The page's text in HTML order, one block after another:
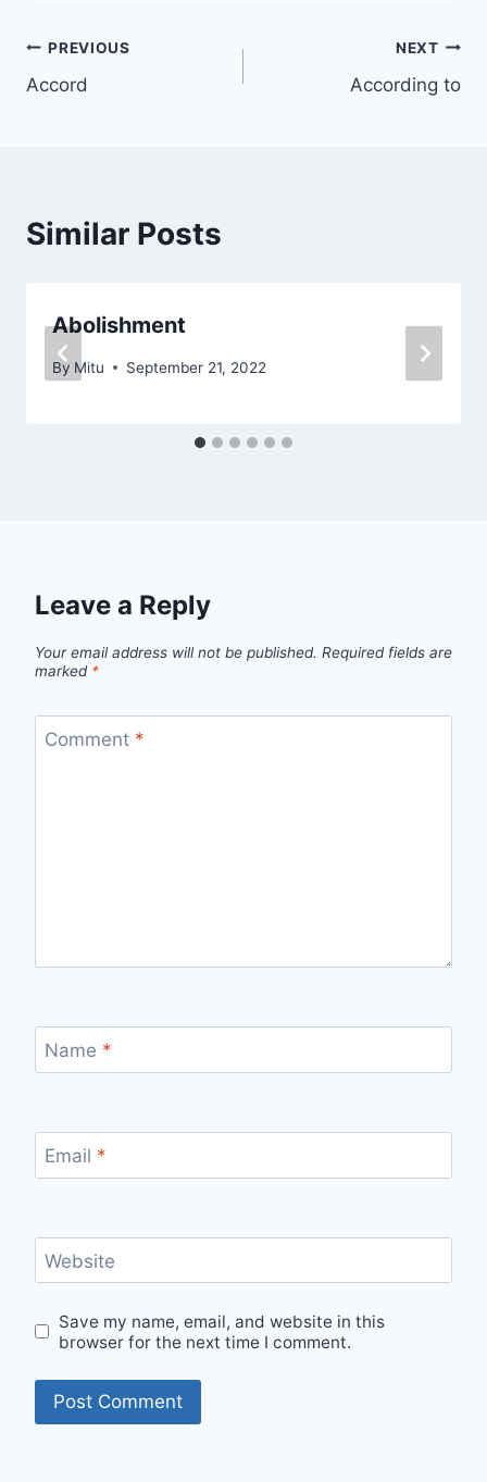
Post
navigation
PREVIOUS
Accord
NEXT
According to
Similar Posts
Abolishment
By Mitu September 21, 2022
Leave a Reply
Your email address will not be published. Required fields are
marked *
Comment *
Name *
Email *
Website
Save my name, email, and website in this
browser for the next time I comment.